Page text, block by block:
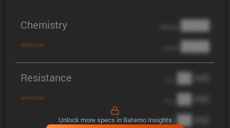
Chemistry
definition
████
████
Resistance
definition
██ mΩ
██ mΩ
DCIR ██ mΩ
Unlock more specs in Batemo Insights